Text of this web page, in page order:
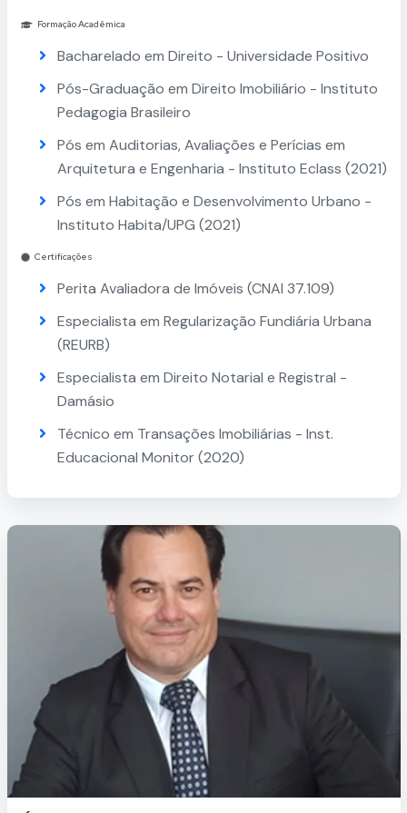
Formação Acadêmica
Bacharelado em Direito - Universidade Positivo
Pós-Graduação em Direito Imobiliário - Instituto
Pedagogia Brasileiro
Pós em Auditorias, Avaliações e Perícias em
Arquitetura e Engenharia - Instituto Eclass (2021)
Pós em Habitação e Desenvolvimento Urbano -
Instituto Habita/UPG (2021)
Certificações
Perita Avaliadora de Imóveis (CNAI 37.109)
Especialista em Regularização Fundiária Urbana
(REURB)
Especialista em Direito Notarial e Registral -
Damásio
Técnico em Transações Imobiliárias - Inst.
Educacional Monitor (2020)